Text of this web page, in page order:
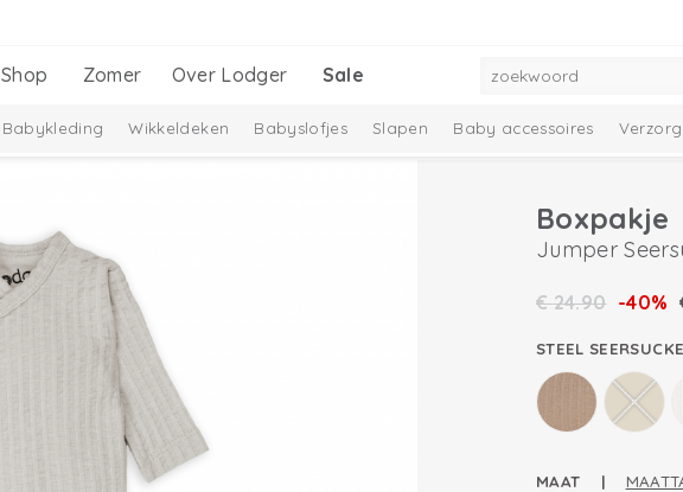
Shop Zomer Over Lodger Sale
Babykleding Wikkeldeken Babyslofjes Slapen Baby accessoires
Boxpakje
Jumper
€24.90 -40%
STEEL
MAAT |